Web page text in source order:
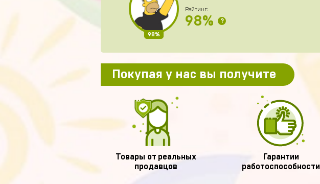
98%
Рейтинг:
98% ?
Покупая у нас вы получите
Товары от реальных
продавцов
Гарантии
работоспособности